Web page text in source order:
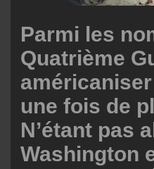
Parmi les
Quatrième
une fois de
N’étant pas
Washington